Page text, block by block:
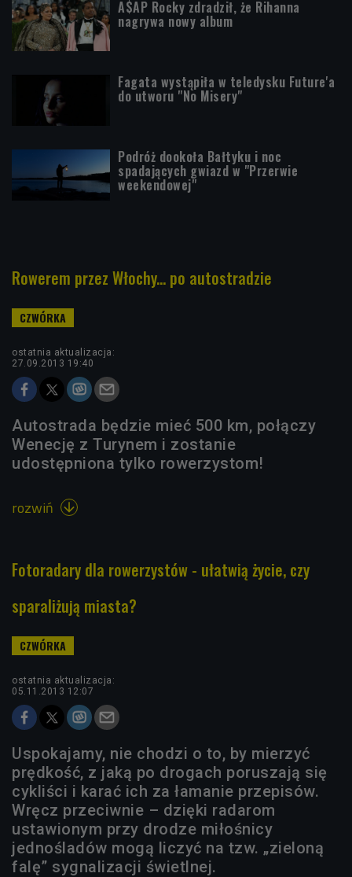
A$AP Rocky zdradził, że Rihanna
nagrywa nowy album
Fagata wystąpiła w teledysku Future'a
do utworu "No Misery"
Podróż dookoła Bałtyku i noc
spadających gwiazd w "Przerwie
weekendowej"
Rowerem przez Włochy... po autostradzie
ostatnia aktualizacja:
27.09.2013 19:40
Autostrada będzie mieć 500 km, połączy
Wenecję z Turynem i zostanie
udostępniona tylko rowerzystom!
rozwiń 
Fotoradary dla rowerzystów - ułatwią życie, czy
sparaliżują miasta?
ostatnia aktualizacja:
05.11.2013 12:07
Uspokajamy, nie chodzi o to, by mierzyć
prędkość, z jaką po drogach poruszają się
cykliści i karać ich za łamanie przepisów.
Wręcz przeciwnie – dzięki radarom
ustawionym przy drodze miłośnicy
jednośladów mogą liczyć na tzw. „zieloną
falę” sygnalizacji świetlnej.